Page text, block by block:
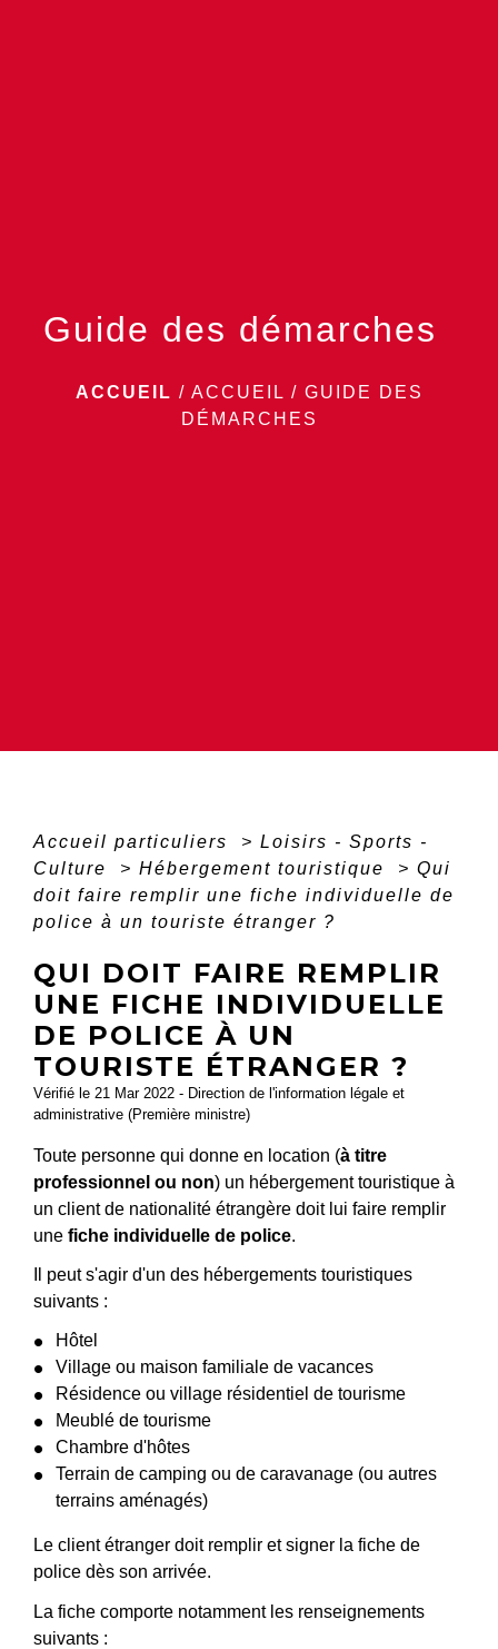
Guide des démarches
ACCUEIL / ACCUEIL / GUIDE DES
DÉMARCHES
Accueil particuliers > Loisirs - Sports -
Culture
> Hébergement touristique > Qui
doit faire remplir une fiche individuelle de
police à un touriste étranger ?
QUI DOIT FAIRE REMPLIR
UNE FICHE INDIVIDUELLE
DE POLICE À UN
TOURISTE ÉTRANGER ?
Vérifié le 21 Mar 2022 - Direction de l'information légale et
administrative (Première ministre)
Toute personne qui donne en location (à titre
professionnel ou non) un hébergement touristique à
un client de nationalité étrangère doit lui faire remplir
une fiche individuelle de police.
Il peut s'agir d'un des hébergements touristiques
suivants :
Hôtel
Village ou maison familiale de vacances
Résidence ou village résidentiel de tourisme
Meublé de tourisme
Chambre d'hôtes
Terrain de camping ou de caravanage (ou autres
terrains aménagés)
Le client étranger doit remplir et signer la fiche de
police dès son arrivée.
La fiche comporte notamment les renseignements
suivants :